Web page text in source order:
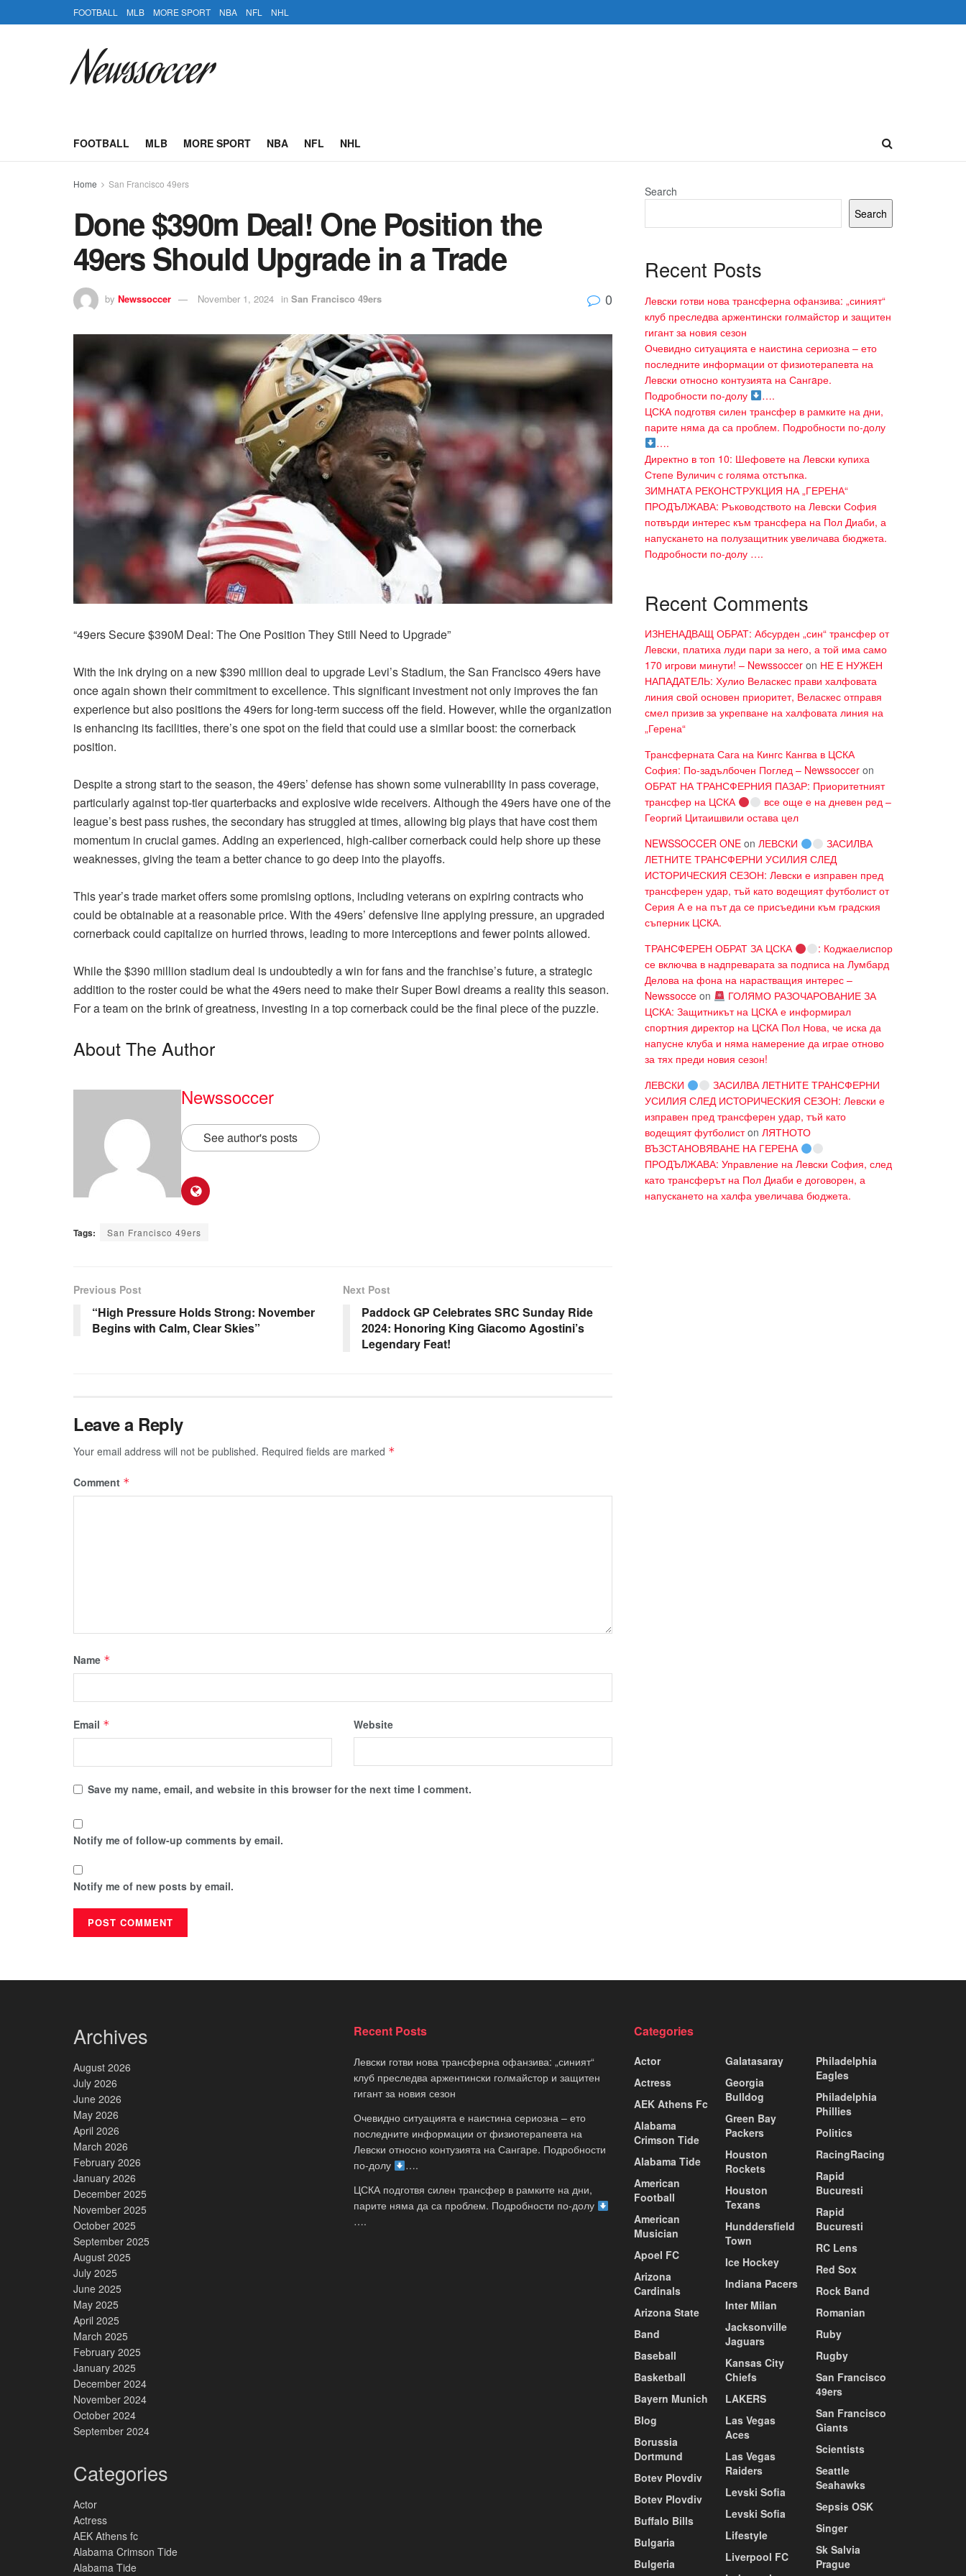
FOOTBALL MLB MORE SPORT NBA NFL NHL
Newssoccer
FOOTBALL MLB MORE SPORT NBA NFL NHL
Home San Francisco 49ers
Done $390m Deal! One Position the
49ers Should Upgrade in a Trade
by Newssoccer November 1, 2024 in San Francisco 49ers 0
“49ers Secure $390M Deal: The One Position They Still Need to Upgrade”
With the ink drying on a new $390 million deal to upgrade Levi’s Stadium, the San Francisco 49ers have
once again shown their commitment to excellence. This significant investment not only improves the fan
experience but also positions the 49ers for long-term success off the field. However, while the organization
is enhancing its facilities, there’s one spot on the field that could use a similar boost: the cornerback
position.
Despite a strong start to the season, the 49ers’ defense has shown some vulnerability in pass coverage,
particularly against top-tier quarterbacks and explosive wide receivers. Although the 49ers have one of the
league’s best pass rushes, the secondary has struggled at times, allowing big plays that have cost them
momentum in crucial games. Adding an experienced, high-caliber cornerback could help shore up these
weaknesses, giving the team a better chance to go deep into the playoffs.
This year’s trade market offers some promising options, including veterans on expiring contracts who
could be obtainable at a reasonable price. With the 49ers’ defensive line applying pressure, an upgraded
cornerback could capitalize on hurried throws, leading to more interceptions and fewer points allowed.
While the $390 million stadium deal is undoubtedly a win for fans and the franchise’s future, a strategic
addition to the roster could be what the 49ers need to make their Super Bowl dreams a reality this season.
For a team on the brink of greatness, investing in a top cornerback could be the final piece of the puzzle.
About The Author
Newssoccer
See author's posts
Tags: San Francisco 49ers
Previous Post
“High Pressure Holds Strong: November
Begins with Calm, Clear Skies”
Next Post
Paddock GP Celebrates SRC Sunday Ride
2024: Honoring King Giacomo Agostini’s
Legendary Feat!
Leave a Reply
Your email address will not be published. Required fields are marked *
Comment *
Name *
Email * Website
Save my name, email, and website in this browser for the next time I comment.
Notify me of follow-up comments by email.
Notify me of new posts by email.
Search
Search
Recent Posts
Левски готви нова трансферна офанзива: „синият“
клуб преследва аржентински голмайстор и защитен
гигант за новия сезон
Очевидно ситуацията е наистина сериозна – ето
последните информации от физиотерапевта на
Левски относно контузията на Сангaре.
Подробности по-долу
….
ЦСКА подготвя силен трансфер в рамките на дни,
парите няма да са проблем. Подробности по-долу
….
Директно в топ 10: Шефовете на Левски купиха
Степе Вуличич с голяма отстъпка.
ЗИМНАТА РЕКОНСТРУКЦИЯ НА „ГЕРЕНА“
ПРОДЪЛЖАВА: Ръководството на Левски София
потвърди интерес към трансфера на Пол Диаби, а
напускането на полузащитник увеличава бюджета.
Подробности по-долу ….
Recent Comments
ИЗНЕНАДВАЩ ОБРАТ: Абсурден „син“ трансфер от
Левски, платиха луди пари за него, а той има само
170 игрови минути! – Newssoccer on НЕ Е НУЖЕН
НАПАДАТЕЛЬ: Хулио Веласкес прави халфовата
линия свой основен приоритет, Веласкес отправя
смел призив за укрепване на халфовата линия на
„Герена“
Трансферната Сага на Кингс Кангва в ЦСКА
София: По-задълбочен Поглед – Newssoccer on
ОБРАТ НА ТРАНСФЕРНИЯ ПАЗАР: Приоритетният
трансфер на ЦСКА
все още е на дневен ред –
Георгий Цитаишвили остава цел
NEWSSOCCER ONE on ЛЕВСКИ
ЗАСИЛВА
ЛЕТНИТЕ ТРАНСФЕРНИ УСИЛИЯ СЛЕД
ИСТОРИЧЕСКИЯ СЕЗОН: Левски е изправен пред
трансферен удар, тъй като водещият футболист от
Серия А е на път да се присъедини към градския
съперник ЦСКА.
ТРАНСФЕРЕН ОБРАТ ЗА ЦСКА
: Коджаелиспор
се включва в надпреварата за подписа на Лумбард
Делова на фона на нарастващия интерес –
Newssocce on
ГОЛЯМО РАЗОЧАРОВАНИЕ ЗА
ЦСКА: Защитникът на ЦСКА е информирал
спортния директор на ЦСКА Пол Нова, че иска да
напусне клуба и няма намерение да играе отново
за тях преди новия сезон!
ЛЕВСКИ
ЗАСИЛВА ЛЕТНИТЕ ТРАНСФЕРНИ
УСИЛИЯ СЛЕД ИСТОРИЧЕСКИЯ СЕЗОН: Левски е
изправен пред трансферен удар, тъй като
водещият футболистon ЛЯТНОТО
ВЪЗСТАНОВЯВАНЕ НА ГЕРЕНА
ПРОДЪЛЖАВА: Управление на Левски София, след
като трансферът на Пол Диаби е договорен, а
напускането на халфа увеличава бюджета.
Archives
August 2026
July 2026
June 2026
May 2026
April 2026
March 2026
February 2026
January 2026
December 2025
November 2025
October 2025
September 2025
August 2025
July 2025
June 2025
May 2025
April 2025
March 2025
February 2025
January 2025
December 2024
November 2024
October 2024
September 2024
Categories
Actor
Actress
AEK Athens fc
Alabama Crimson Tide
Alabama Tide
Recent Posts
Левски готви нова трансферна офанзива: „синият“
клуб преследва аржентински голмайстор и защитен
гигант за новия сезон
Очевидно ситуацията е наистина сериозна – ето
последните информации от физиотерапевта на
Левски относно контузията на Сангaре. Подробности
по-долу
….
ЦСКА подготвя силен трансфер в рамките на дни,
парите няма да са проблем. Подробности по-долу
….
Categories
Actor
Actress
AEK Athens Fc
Alabama
Crimson Tide
Alabama Tide
American
Football
American
Musician
Apoel FC
Arizona
Cardinals
Arizona State
Band
Baseball
Basketball
Bayern Munich
Blog
Borussia
Dortmund
Botev Plovdiv
Botev Plovdiv
Buffalo Bills
Bulgaria
Bulgeria
Galatasaray
Georgia
Bulldog
Green Bay
Packers
Houston
Rockets
Houston
Texans
Hunddersfield
Town
Ice Hockey
Indiana Pacers
Inter Milan
Jacksonville
Jaguars
Kansas City
Chiefs
LAKERS
Las Vegas
Aces
Las Vegas
Raiders
Levski Sofia
Levski Sofia
Lifestyle
Liverpool FC
Philadelphia
Eagles
Philadelphia
Phillies
Politics
RacingRacing
Rapid
Bucuresti
Rapid
Bucuresti
RC Lens
Red Sox
Rock Band
Romanian
Ruby
Rugby
San Francisco
49ers
San Francisco
Giants
Scientists
Seattle
Seahawks
Sepsis OSK
Singer
Sk Salvia
Prague